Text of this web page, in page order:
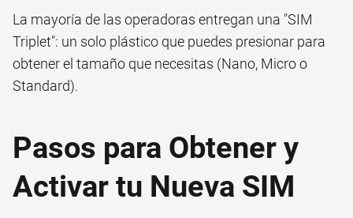
La mayoría de las operadoras entregan una "SIM
Triplet": un solo plástico que puedes presionar para
obtener el tamaño que necesitas (Nano, Micro o
Standard).
Pasos para Obtener y
Activar tu Nueva SIM